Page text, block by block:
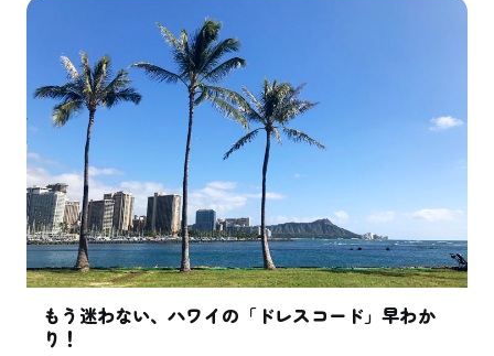
もう迷わない、ハワイの「ドレスコード」早わか
り！